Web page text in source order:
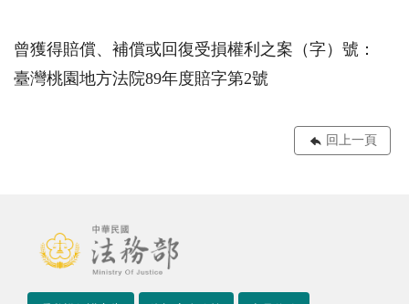
曾獲得賠償、補償或回復受損權利之案（字）號：
臺灣桃園地方法院89年度賠字第2號
回上一頁